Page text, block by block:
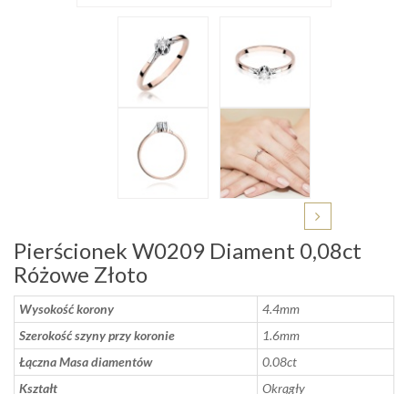
Pierścionek W0209 Diament 0,08ct
Różowe Złoto
Wysokość korony
4.4mm
Szerokość szyny przy koronie
1.6mm
Łączna Masa diamentów
0.08ct
Kształt
Okrągły